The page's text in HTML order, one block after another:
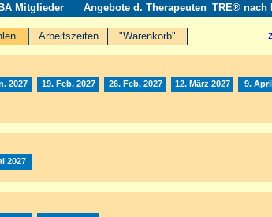
Mitglieder Angebote d. Therapeuten TRE® nach
Arbeitszeiten "Warenkorb"
2027 19. Feb. 2027 26. Feb. 2027 12. März 2027
9.
2027